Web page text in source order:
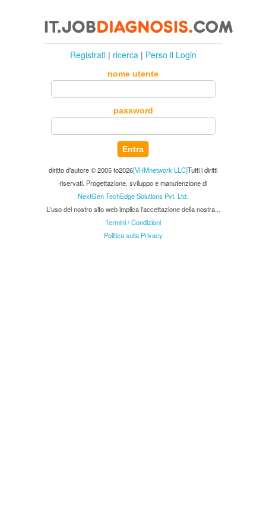
Registrati| ricerca| Perso il Login
nome utente
password
Entra
diritto d'autore © 2005 to2026[VHMnetwork LLC]Tutti i diritti
riservati. Progettazione, sviluppo e manutenzione di
NextGen TechEdge Solutions Pvt. Ltd.
L'uso del nostro sito web implica l'accettazione della nostra...
Termini / Condizioni
Politica sulla Privacy